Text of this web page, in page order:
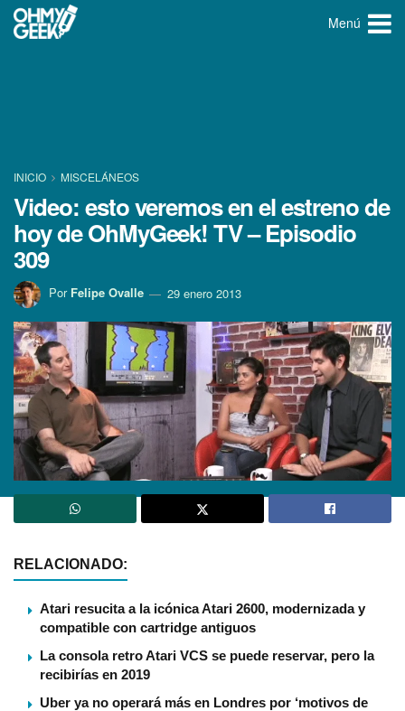
Menú
INICIO MISCELÁNEOS
Video: esto veremos en el estreno de
hoy de OhMyGeek! TV – Episodio
309
Por Felipe Ovalle 29 enero 2013
RELACIONADO:
Atari resucita a la icónica Atari 2600, modernizada y
compatible con cartridge antiguos
La consola retro Atari VCS se puede reservar, pero la
recibirí­as en 2019
Uber ya no operará más en Londres por ‘motivos de